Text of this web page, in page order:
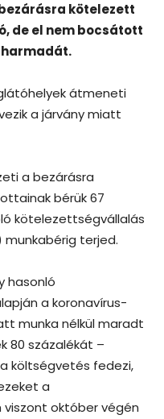
kötelezett
de el nem bocsátott
átmeneti
a járvány miatt
a bezárásra
bérük 67
kötelezettségvállalás
munkabérig terjed.
hasonló
a koronavírus-
munka nélkül maradt
80 százalékát –
költségvetés fedezi,
a
viszont október végén